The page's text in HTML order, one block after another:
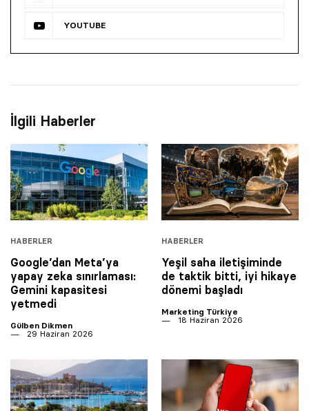
YOUTUBE
İlgili Haberler
HABERLER
Google’dan Meta’ya
yapay zeka sınırlaması:
Gemini kapasitesi
yetmedi
Gülben Dikmen
29 Haziran 2026
HABERLER
Yeşil saha iletişiminde
de taktik bitti, iyi hikaye
dönemi başladı
Marketing Türkiye
18 Haziran 2026